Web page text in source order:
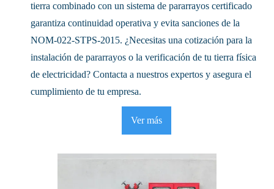
tierra combinado con un sistema de pararrayos certificado
garantiza continuidad operativa y evita sanciones de la
NOM-022-STPS-2015. ¿Necesitas una cotización para la
instalación de pararrayos o la verificación de tu tierra física
de electricidad? Contacta a nuestros expertos y asegura el
cumplimiento de tu empresa.
Ver más